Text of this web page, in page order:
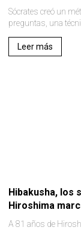
Sócrates creó un
preguntas, una
Leer más
Hibakusha, los
Hiroshima
A 81 años de